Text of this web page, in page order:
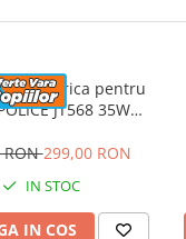
electrica pentru
JT568 35W
RON299,00 RON
IN STOC
IN COS